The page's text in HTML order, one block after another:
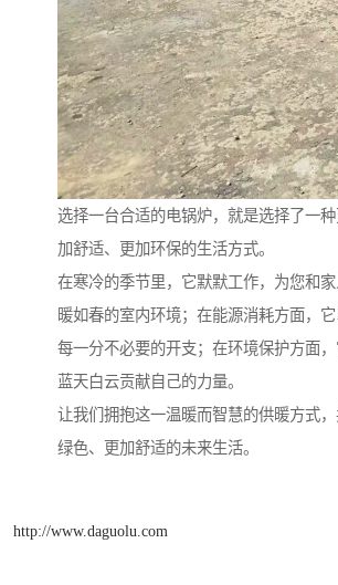
选择一台合适的电锅炉，就是选择了一
加舒适、更加环保的生活方式。
在寒冷的季节里，它默默工作，为您和
暖如春的室内环境；在能源消耗方面，
每一分不必要的开支；在环境保护方面
蓝天白云贡献自己的力量。
让我们拥抱这一温暖而智慧的供暖方式
绿色、更加舒适的未来生活。
http://www.daguolu.com